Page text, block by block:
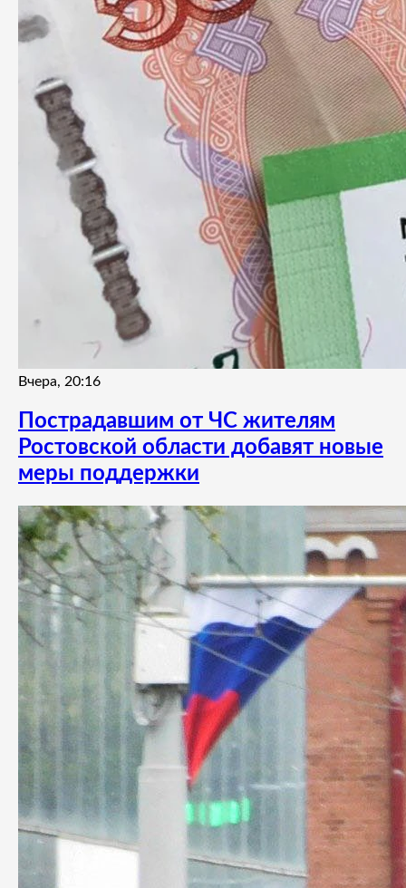
Вчера, 20:16
Пострадавшим от ЧС жителям
Ростовской области добавят новые
меры поддержки